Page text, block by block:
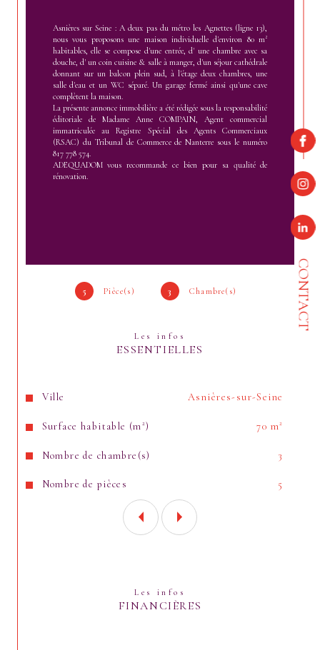
CONTACT
5 Pièce(s) 3 Chambre(s)
Les infos
ESSENTIELLES
Caractéristiques
Ville Asnières-sur-Seine
Surface habitable (m²) 70 m²
Nombre de chambre(s) 3
Nombre de pièces 5
Asnières sur Seine : A deux pas du métro les Agnettes (ligne 13),
nous vous proposons une maison individuelle d'environ 80 m²
habitables, elle se compose d'une entrée, d' une chambre avec sa
douche, d' un coin cuisine & salle à manger, d'un séjour cathédrale
donnant sur un balcon plein sud, à l'étage deux chambres, une
salle d'eau et un WC séparé. Un garage fermé ainsi qu'une cave
complètent la maison.
La présente annonce immobilière a été rédigée sous la responsabilité
éditoriale de Madame Anne COMPAIN, Agent commercial
immatriculée au Registre Spécial des Agents Commerciaux
(RSAC) du Tribunal de Commerce de Nanterre sous le numéro
817 778 574.
ADEQUADOM vous recommande ce bien pour sa qualité de
rénovation.
Les infos
FINANCIÈRES